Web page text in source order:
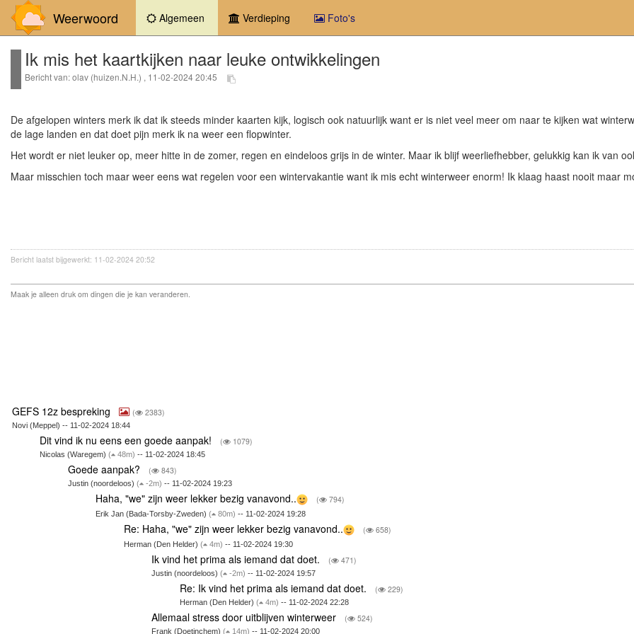
Weerwoord Algemeen (current)Verdieping Foto's
Ik mis het kaartkijken naar leuke ontwikkelingen
Bericht van: olav (huizen.N.H.) , 11-02-2024 20:45
De afgelopen winters merk ik dat ik steeds minder kaarten kijk, logisch ook natuurlijk want er is niet veel meer om naar te kijken wat
de lage landen en dat doet pijn merk ik na weer een flopwinter.
Het wordt er niet leuker op, meer hitte in de zomer, regen en eindeloos grijs in de winter. Maar ik blijf weerliefhebber, gelukkig kan ik van
Maar misschien toch maar weer eens wat regelen voor een wintervakantie want ik mis echt winterweer enorm! Ik klaag haast nooit maar
Bericht laatst bijgewerkt: 11-02-2024 20:52
Maak je alleen druk om dingen die je kan veranderen.
GEFS 12z bespreking ( 2383)
Novi (Meppel) -- 11-02-2024 18:44
Dit vind ik nu eens een goede aanpak! ( 1079)
Nicolas (Waregem)( 48m) -- 11-02-2024 18:45
Goede aanpak? ( 843)
Justin (noordeloos) ( -2m) -- 11-02-2024 19:23
Haha, "we" zijn weer lekker bezig vanavond.. ( 794)
Erik Jan (Bada-Torsby-Zweden)( 80m) -- 11-02-2024 19:28
Re: Haha, "we" zijn weer lekker bezig vanavond.. ( 658)
Herman (Den Helder) ( 4m) -- 11-02-2024 19:30
Ik vind het prima als iemand dat doet. ( 471)
Justin (noordeloos)( -2m) -- 11-02-2024 19:57
Re: Ik vind het prima als iemand dat doet. ( 229)
Herman (Den Helder) ( 4m) -- 11-02-2024 22:28
Allemaal stress door uitblijven winterweer ( 524)
Frank (Doetinchem)( 14m) -- 11-02-2024 20:00